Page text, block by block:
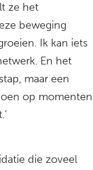
ze het
beweging
Ik kan iets
En het
maar een
op momenten
die zoveel